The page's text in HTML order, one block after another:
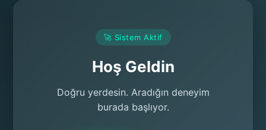
🚀 Sistem Aktif
Hoş Geldin
Doğru yerdesin. Aradığın deneyim
burada başlıyor.